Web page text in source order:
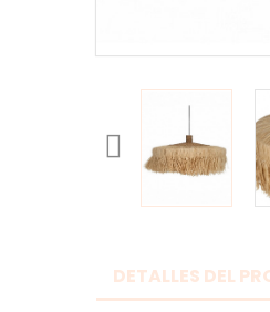
DETALLES DEL